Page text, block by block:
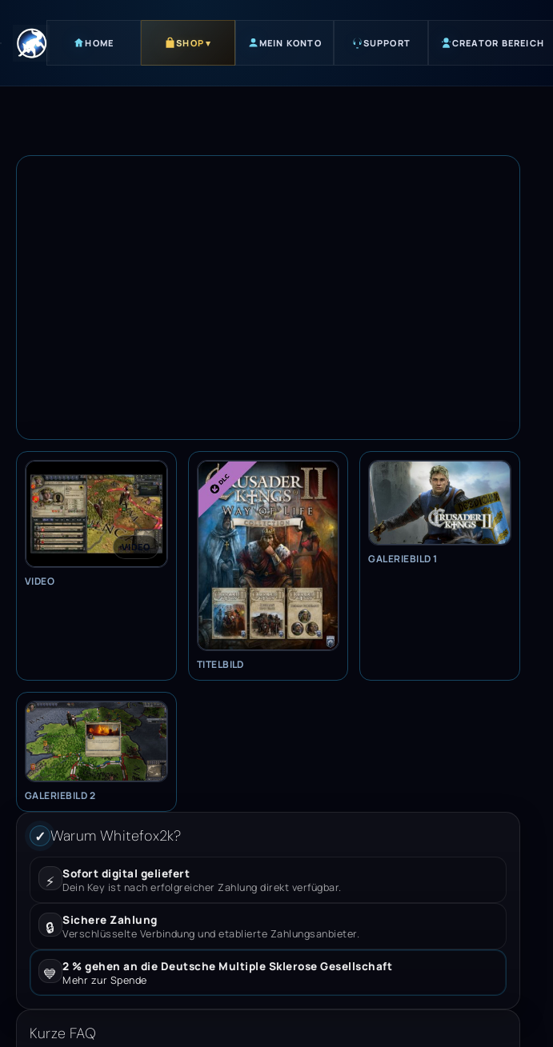
HOME SHOP ▾ MEIN KONTO SUPPORT CREATOR BEREICH
VIDEO
VIDEO
TITELBILD
GALERIEBILD 1
GALERIEBILD 2
✓ Warum Whitefox2k?
⚡ Sofort digital geliefert
Dein Key ist nach erfolgreicher Zahlung direkt verfügbar.
🔒 Sichere Zahlung
Verschlüsselte Verbindung und etablierte Zahlungsanbieter.
💙 2 % gehen an die Deutsche Multiple Sklerose Gesellschaft
Mehr zur Spende
Kurze FAQ